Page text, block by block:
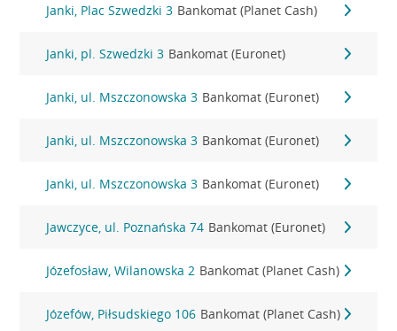
Janki, Plac Szwedzki 3 Bankomat (Planet Cash)
Janki, pl. Szwedzki 3 Bankomat (Euronet)
Janki, ul. Mszczonowska 3 Bankomat (Euronet)
Janki, ul. Mszczonowska 3 Bankomat (Euronet)
Janki, ul. Mszczonowska 3 Bankomat (Euronet)
Jawczyce, ul. Poznańska 74 Bankomat (Euronet)
Józefosław, Wilanowska 2 Bankomat (Planet Cash)
Józefów, Piłsudskiego 106 Bankomat (Planet Cash)